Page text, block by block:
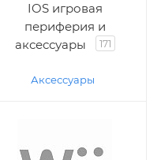
IOS игровая
периферия и
аксессуары
171
Аксессуары